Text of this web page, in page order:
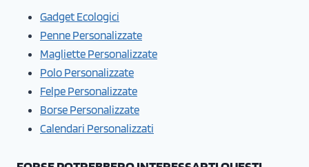
Gadget Ecologici
Penne Personalizzate
Magliette Personalizzate
Polo Personalizzate
Felpe Personalizzate
Borse Personalizzate
Calendari Personalizzati